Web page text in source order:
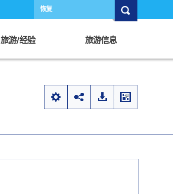
恢复
旅游/经验 旅游信息